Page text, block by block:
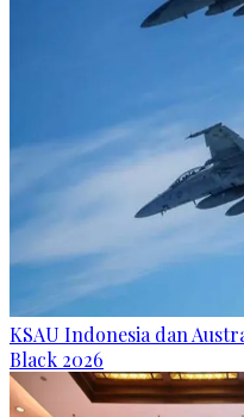
KSAU Indonesia dan
Black 2026